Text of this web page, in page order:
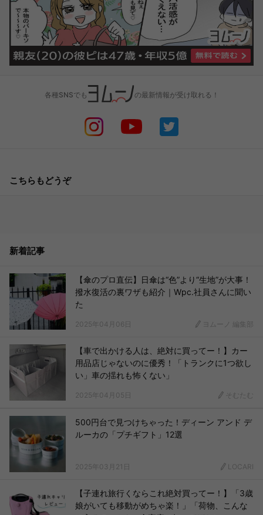
各種SNSでも の最新情報が受け取れる！
こちらもどうぞ
新着記事
【傘のプロ直伝】日傘は“色”より“生地”が大事！
撥水復活の裏ワザも紹介｜Wpc.社員さんに聞い
た
2025年04月06日 ヨムーノ 編集部
【車で出かける人は、絶対に買ってー！】カー
用品店じゃないのに優秀！「トランクに1つ欲し
い」車の揺れも怖くない」
2025年04月05日 そむたむ
500円台で見つけちゃった！ディーン アンド デ
ルーカの「プチギフト」12選
2025年03月21日 LOCARI
【子連れ旅行くならこれ絶対買ってー！】「3歳
娘がいても移動がめちゃ楽！」「荷物、こんな